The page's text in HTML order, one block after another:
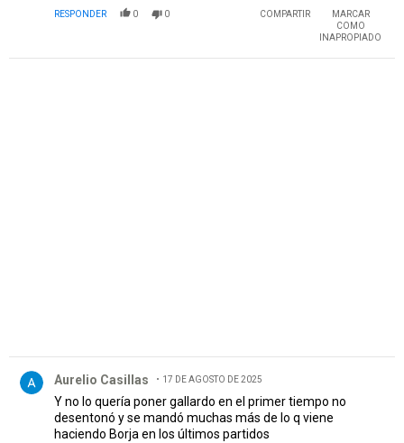
RESPONDER 0 0 COMPARTIR
MARCAR
COMO
INAPROPIADO
Aurelio Casillas 17 DE AGOSTO DE 2025
Y no lo quería poner gallardo en el primer tiempo no
desentonó y se mandó muchas más de lo q viene
haciendo Borja en los últimos partidos